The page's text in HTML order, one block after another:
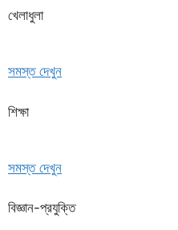
খেলাধুলা
সমস্ত দেখুন
শিক্ষা
সমস্ত দেখুন
বিজ্ঞান-প্রযুক্তি